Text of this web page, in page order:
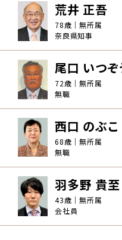
荒井 正吾
78歳｜無所属
奈良県知事
尾口 いつぞ
72歳｜無所属
無職
西口 のぶこ
68歳｜無所属
無職
羽多野 貴至
43歳｜無所属
会社員